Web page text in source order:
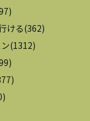
)
ける(362)
(1312)
)
)
)